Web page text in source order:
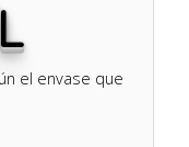
el envase que